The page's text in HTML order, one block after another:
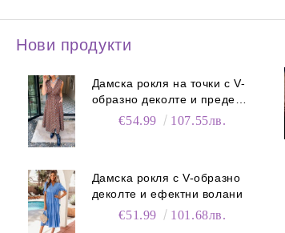
Нови продукти
Дамска рокля на точки с V-
образно деколте и преден
€54.99 107.55лв.
Дамска рокля с V-образно
деколте и ефектни волани
€51.99 101.68лв.